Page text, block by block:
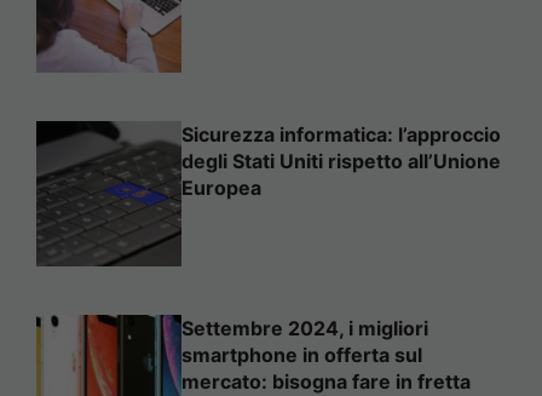
Sicurezza informatica: l’approccio
degli Stati Uniti rispetto all’Unione
Europea
Settembre 2024, i migliori
smartphone in offerta sul
mercato: bisogna fare in fretta